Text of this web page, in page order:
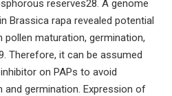
reserves28. A genome
Brassica rapa revealed potential
maturation, germination,
Therefore, it can be assumed
on PAPs to avoid
germination. Expression of